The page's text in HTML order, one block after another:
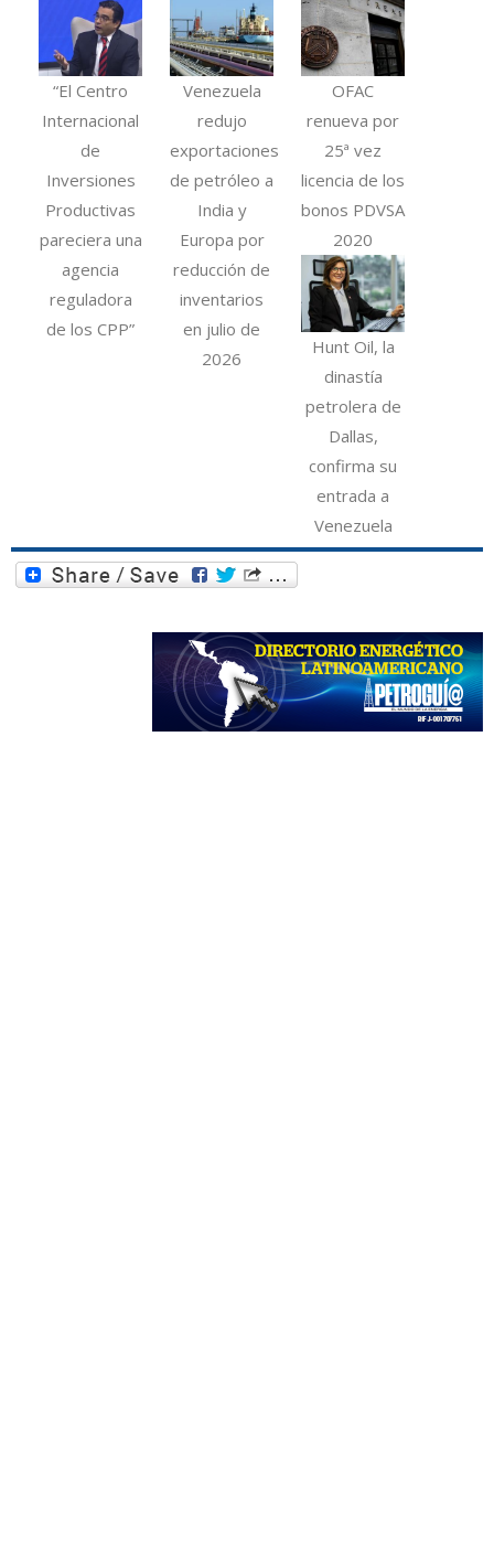
“El Centro
Internacional
de
Inversiones
Productivas
pareciera una
agencia
reguladora
de los CPP”
Venezuela
redujo
exportaciones
de petróleo a
India y
Europa por
reducción de
inventarios
en julio de
2026
OFAC
renueva por
25ª vez
licencia de los
bonos PDVSA
2020
Hunt Oil, la
dinastía
petrolera de
Dallas,
confirma su
entrada a
Venezuela